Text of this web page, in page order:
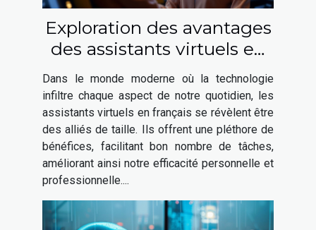
Exploration des avantages
des assistants virtuels en
français
Dans le monde moderne où la technologie
infiltre chaque aspect de notre quotidien, les
assistants virtuels en français se révèlent être
des alliés de taille. Ils offrent une pléthore de
bénéfices, facilitant bon nombre de tâches,
améliorant ainsi notre efficacité personnelle et
professionnelle....